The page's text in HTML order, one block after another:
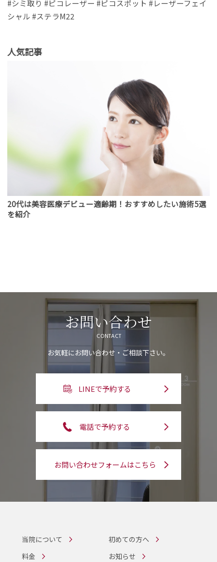
#シミ取り #ピコレーザー #ピコスポット #レーザーフェイ
シャル #ステラM22
人気記事
20代は美容医療デビュー適齢期！おすすめしたい施術5選
を紹介
お問い合わせ
CONTACT
お気軽にお問い合わせ・ご相談下さい。
LINEで予約する
電話で予約する
お問い合わせフォームはこちら
当院について
初めての方へ
料金
お知らせ